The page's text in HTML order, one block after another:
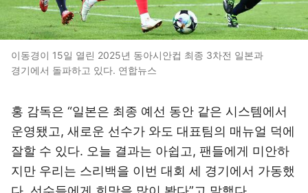
이동경이 15일 열린 2025년 동아시안컵 최종 3차전 일본과
경기에서 돌파하고 있다. 연합뉴스
홍 감독은 “일본은 최종 예선 동안 같은 시스템에서
운영됐고, 새로운 선수가 와도 대표팀의 매뉴얼 덕에
잘할 수 있다. 오늘 결과는 아쉽고, 팬들에게 미안하
지만 우리는 스리백을 이번 대회 세 경기에서 가동했